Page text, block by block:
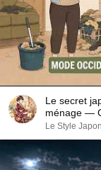
Le secret
ménage —
Le Style